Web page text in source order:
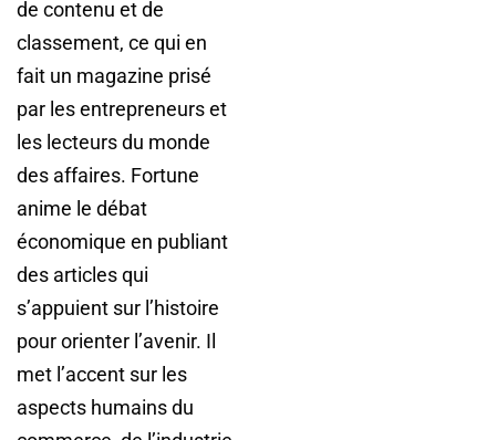
de contenu et de
classement, ce qui en
fait un magazine prisé
par les entrepreneurs et
les lecteurs du monde
des affaires. Fortune
anime le débat
économique en publiant
des articles qui
s’appuient sur l’histoire
pour orienter l’avenir. Il
met l’accent sur les
aspects humains du